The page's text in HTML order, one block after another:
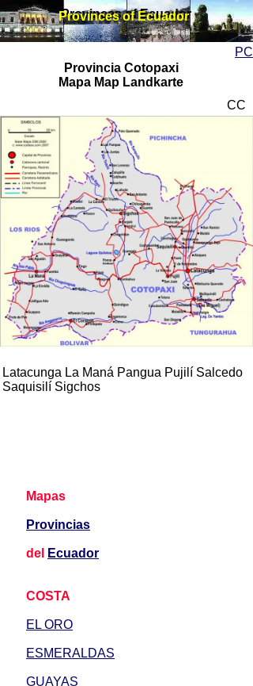
Latacunga La Maná Pangua Pujilí Salcedo
Saquisilí Sigchos
Provincia Cotopaxi
Mapa Map Landkarte
Provinces of Ecuador
Provinces of Ecuador
CC
PC
Mapas
Provincias
del Ecuador
COSTA
EL ORO
ESMERALDAS
GUAYAS